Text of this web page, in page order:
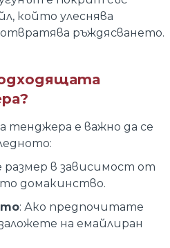
който улеснява
ръждясването.
тенджера е важно да се
размер в зависимост от
домакинство.
: Ако предпочитате
на емайлиран